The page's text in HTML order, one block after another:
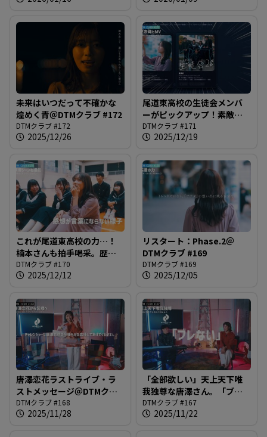
未来はいつだって不確かな
煌めく青＠DTMクラブ #172
DTMクラブ #172
2025/12/26
尾道東高校の生徒会メンバ
ーがピックアップ！素敵ポ
イントで最高の青春カット
を＠DTMクラブ #171
DTMクラブ #171
2025/12/19
これが尾道東高校の力…！
楠本さんも拍手喝采。歴史
的なピアノによるショパン
の演奏＠DTMクラブ #170
DTMクラブ #170
2025/12/12
リスタート：Phase.2＠
DTMクラブ #169
DTMクラブ #169
2025/12/05
唐澤恋花ラストライブ・ラ
ストメッセージ＠DTMクラ
ブ #168
DTMクラブ #168
2025/11/28
「全部欲しい」天上天下唯
我独尊な唐澤さん。「ブレ
ない」強さか「ワガママ」
か？＠DTMクラブ #167
DTMクラブ #167
2025/11/22